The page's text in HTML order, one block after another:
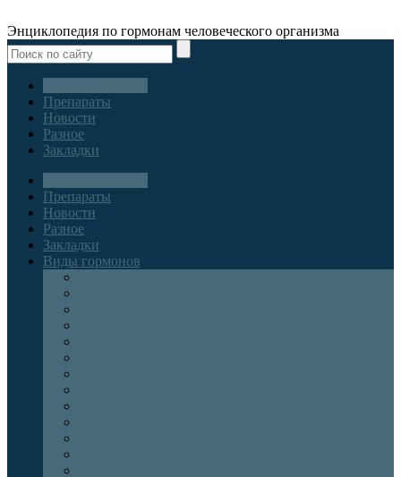
Энциклопедия по гормонам человеческого организма
Препараты
Новости
Разное
Закладки
Препараты
Новости
Разное
Закладки
Виды гормонов